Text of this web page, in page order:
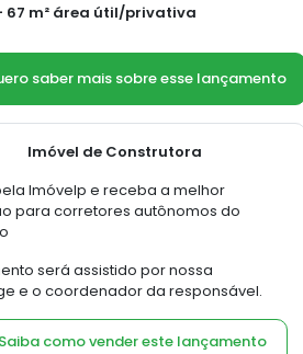
67 m² área útil/privativa
saber mais sobre esse lançamento
Imóvel de Construtora
Imóvelp e receba a melhor
para corretores autônomos do
será assistido por nossa
e o coordenador da responsável.
Saiba como vender este lançamento